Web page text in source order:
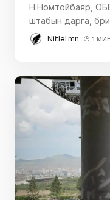
Н.Номтойбаяр,
штабын дарга,
Niitlel.mn 1